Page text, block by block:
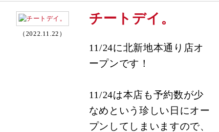
（2022.11.22）
チートデイ。
11/24に北新地本通り店オ
ープンです！
11/24は本店も予約数が少
なめという珍しい日にオー
プンしてしまいますので、